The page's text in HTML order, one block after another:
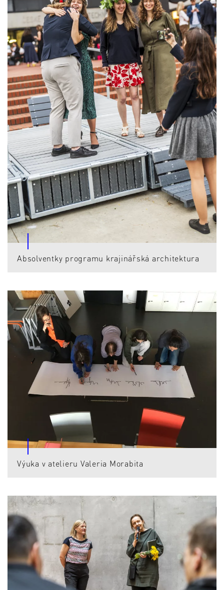
Absolventky programu krajinářská architektura
Výuka v atelieru Valeria Morabita